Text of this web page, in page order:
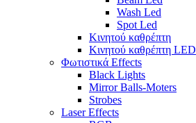
Wash Led
Spot Led
Κινητού καθρέπτη
Κινητού καθρέπτη LED
Φωτιστικά Effects
Black Lights
Mirror Balls-Moters
Strobes
Laser Effects